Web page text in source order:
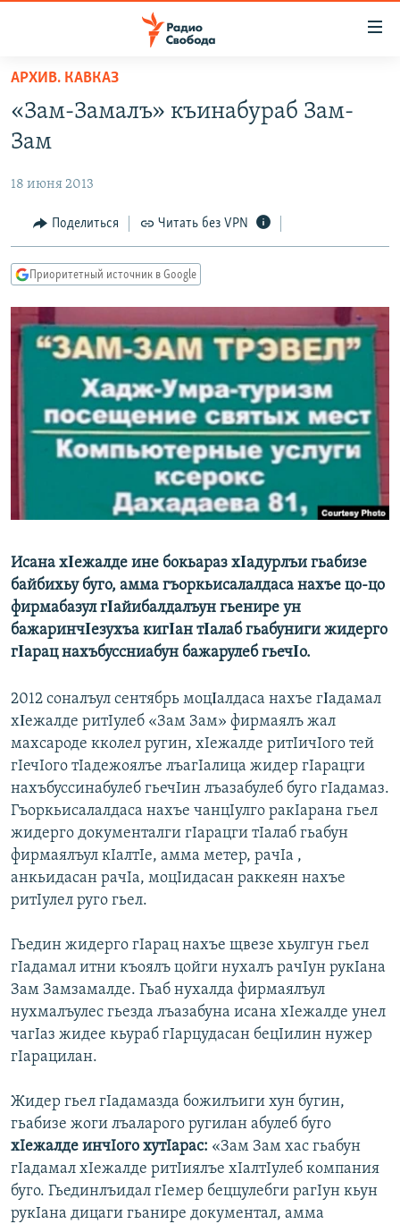
упрощенного
доступа
Вернуться
основному
Вернутся
главной
навигации
Вернутся
поиску
ЦИТАТЫ СВОБОДЫ
МНЕНИЯ
IDEL.РЕАЛИИ
КАВКАЗ.РЕАЛИИ
СЕВЕР.РЕАЛИИ
СИБИРЬ.РЕАЛИИ
РАСПИСАНИЕ ВЕЩАНИЯ
ПОДПИШИТЕСЬ НА РАССЫЛКУ
СОЦИАЛЬНЫЕ СЕТИ
Все сайты РСЕ/РС
АРХИВ. КАВКАЗ
«Зам-Замалъ» къинабураб Зам-
Зам
18 июня 2013
Поделиться Читать без VPN
Приоритетный источник в Google
Исана хΙежалде ине бокьараз хΙадурлъи гьабизе
байбихьу буго, амма гъоркьисалалдаса нахъе цо-цо
фирмабазул гΙайибалдалъун гьенире ун
бажаринчΙезухъа кигΙан тΙалаб гьабуниги жидерго
гΙарац нахъбуссниабун бажарулеб гьечΙо.
2012 соналъул сентябрь моцΙалдаса нахъе гΙадамал
хΙежалде ритIулеб «Зам Зам» фирмаялъ жал
махсароде кколел ругин, хIежалде ритIичIого тей
гIечIого тIадежоялъе лъагIалица жидер гIарацги
нахъбуссинабулеб гьечIин лъазабулеб буго гIадамаз.
Гъоркьисалалдаса нахъе чанцIулго ракIарана гьел
жидерго документалги гIарацги тIалаб гьабун
фирмаялъул кIалтIе, амма метер, рачIа ,
анкьидасан рачIа, моцIидасан раккеян нахъе
ритIулел руго гьел.
Гьедин жидерго гIарац нахъе щвезе хьулгун гьел
гIадамал итни къоялъ цойги нухалъ рачIун рукIана
Зам Замзамалде. Гьаб нухалда фирмаялъул
нухмалъулес гьезда лъазабуна исана хIежалде унел
чагIаз жидее кьураб гIарцудасан бецIилин нужер
гIарацилан.
Жидер гьел гIадамазда божилъиги хун бугин,
гьабизе жоги лъаларого ругилан абулеб буго
хIежалде инчIого хутIараc: «Зам Зам хас гьабун
гIадамал хIежалде ритIиялъе хIалтIулеб компания
буго. Гьединлъидал гIемер беццулебги рагIун кьун
рукIана дицаги гьанире документал, амма